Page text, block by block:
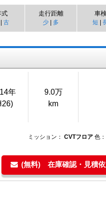
式
古
走行距離
少 多
車検
短
年
9.0万
km
ミッション： CVTフロア 色：
(無料) 在庫確認・見積